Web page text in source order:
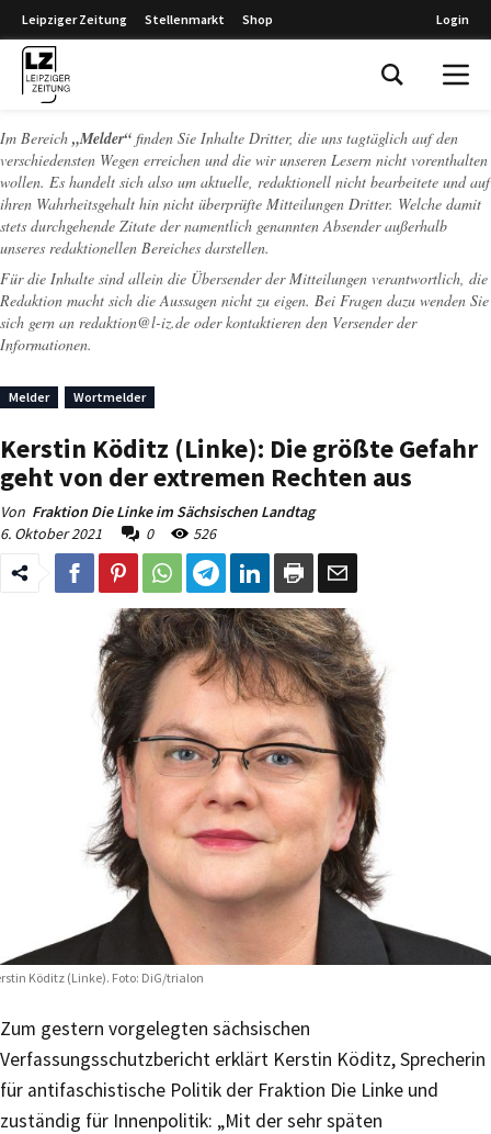
Leipziger Zeitung Stellenmarkt Shop Login
Im Bereich „Melder“ finden Sie Inhalte Dritter, die uns tagtäglich auf den
verschiedensten Wegen erreichen und die wir unseren Lesern nicht vorenthalten
wollen. Es handelt sich also um aktuelle, redaktionell nicht bearbeitete und auf
ihren Wahrheitsgehalt hin nicht überprüfte Mitteilungen Dritter. Welche damit
stets durchgehende Zitate der namentlich genannten Absender außerhalb
unseres redaktionellen Bereiches darstellen.
Für die Inhalte sind allein die Übersender der Mitteilungen verantwortlich, die
Redaktion macht sich die Aussagen nicht zu eigen. Bei Fragen dazu wenden Sie
sich gern an redaktion@l-iz.de oder kontaktieren den Versender der
Informationen.
Melder Wortmelder
Kerstin Köditz (Linke): Die größte Gefahr
geht von der extremen Rechten aus
Von Fraktion Die Linke im Sächsischen Landtag
6. Oktober 2021
0 526
Köditz (Linke). Foto: DiG/trialon
Zum gestern vorgelegten sächsischen
Verfassungsschutzbericht erklärt Kerstin Köditz, Sprecherin
für antifaschistische Politik der Fraktion Die Linke und
zuständig für Innenpolitik: „Mit der sehr späten